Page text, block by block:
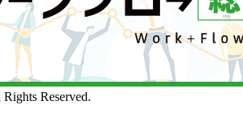
Reserved.